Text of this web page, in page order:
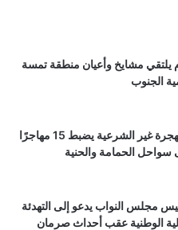
يلتقي مشايخ وأعيان منطقة تمسة
الجنوب
جهاز مكافحة الهجرة غير الشرعية يضبط 15 مهاجرًا
الحمامة والحنية
مجلس النواب يدعو إلى التهدئة
الوطنية عقب أحداث صرمان